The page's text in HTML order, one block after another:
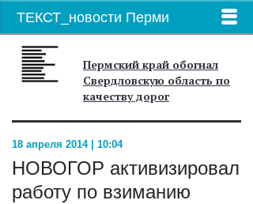
ТЕКСТ_новости Перми
Пермский край обогнал
Свердловскую область по
качеству дорог
18 апреля 2014 | 10:04
НОВОГОР активизировал
работу по взиманию